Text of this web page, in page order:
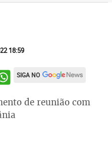
18:59
SIGA NO
de reunião com